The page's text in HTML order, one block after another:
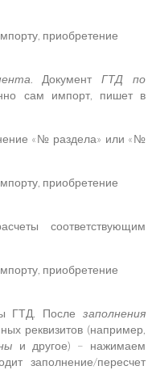
. ДокументГТД по
сам импорт, пишет в
«№ раздела» или «№
соответствующим
ГТД. После заполнения
реквизитов (например,
и другое) – нажимаем
заполнение/пересчет